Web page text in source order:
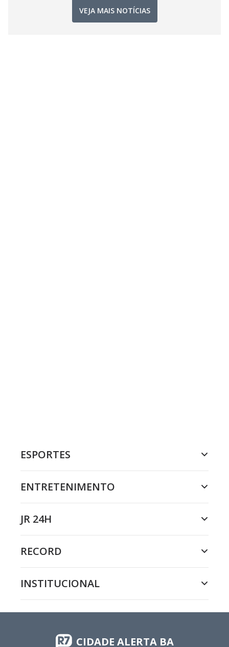
VEJA MAIS NOTÍCIAS
ESPORTES
ENTRETENIMENTO
JR 24H
RECORD
INSTITUCIONAL
CIDADE ALERTA BA